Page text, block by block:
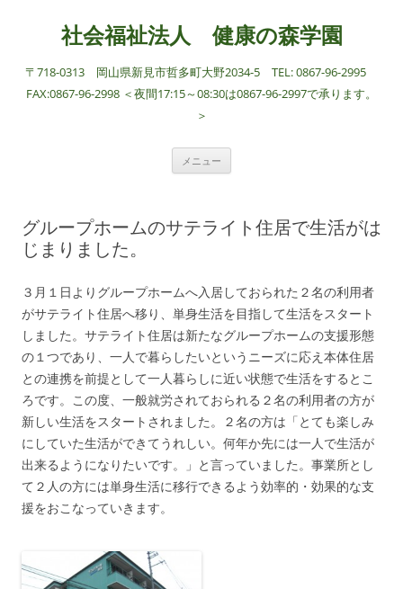
社会福祉法人 健康の森学園
〒718-0313 岡山県新見市哲多町大野2034-5 TEL: 0867-96-2995
FAX:0867-96-2998 ＜夜間17:15～08:30は0867-96-2997で承ります。
＞
メニュー
へ
ス
グループホームのサテライト住居で生活がは
じまりました。
３月１日よりグループホームへ入居しておられた２名の利用者
がサテライト住居へ移り、単身生活を目指して生活をスタート
しました。サテライト住居は新たなグループホームの支援形態
の１つであり、一人で暮らしたいというニーズに応え本体住居
との連携を前提として一人暮らしに近い状態で生活をするとこ
ろです。この度、一般就労されておられる２名の利用者の方が
新しい生活をスタートされました。２名の方は「とても楽しみ
にしていた生活ができてうれしい。何年か先には一人で生活が
出来るようになりたいです。」と言っていました。事業所とし
て２人の方には単身生活に移行できるよう効率的・効果的な支
援をおこなっていきます。